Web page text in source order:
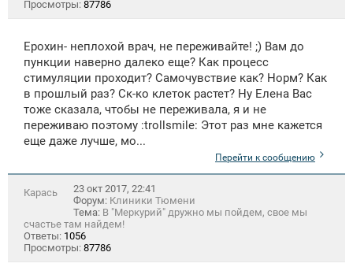
Просмотры: 87786
Ерохин- неплохой врач, не переживайте! ;) Вам до
пункции наверно далеко еще? Как процесс
стимуляции проходит? Самочувствие как? Норм? Как
в прошлый раз? Ск-ко клеток растет? Ну Елена Вас
тоже сказала, чтобы не переживала, я и не
переживаю поэтому :trollsmile: Этот раз мне кажется
еще даже лучше, мо...
Перейти к сообщению
Карась
23 окт 2017, 22:41
Форум: Клиники Тюмени
Тема: В "Меркурий" дружно мы пойдем, свое мы
счастье там найдем!
Ответы: 1056
Просмотры: 87786